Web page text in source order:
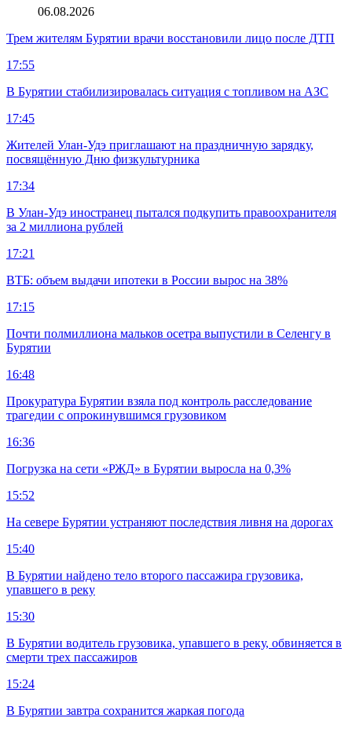
06.08.2026
Трем жителям Бурятии врачи восстановили лицо после ДТП
17:55
В Бурятии стабилизировалась ситуация с топливом на АЗС
17:45
Жителей Улан-Удэ приглашают на праздничную зарядку,
посвящённую Дню физкультурника
17:34
В Улан-Удэ иностранец пытался подкупить правоохранителя
за 2 миллиона рублей
17:21
ВТБ: объем выдачи ипотеки в России вырос на 38%
17:15
Почти полмиллиона мальков осетра выпустили в Селенгу в
Бурятии
16:48
Прокуратура Бурятии взяла под контроль расследование
трагедии с опрокинувшимся грузовиком
16:36
Погрузка на сети «РЖД» в Бурятии выросла на 0,3%
15:52
На севере Бурятии устраняют последствия ливня на дорогах
15:40
В Бурятии найдено тело второго пассажира грузовика,
упавшего в реку
15:30
В Бурятии водитель грузовика, упавшего в реку, обвиняется в
смерти трех пассажиров
15:24
В Бурятии завтра сохранится жаркая погода